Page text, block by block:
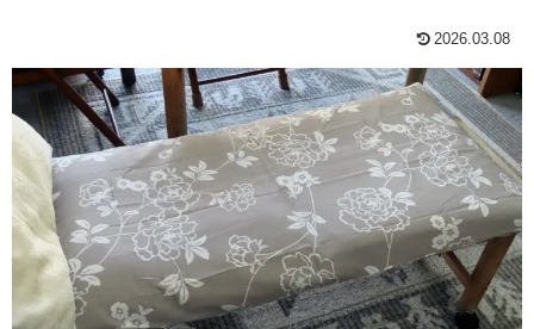
2026.03.08